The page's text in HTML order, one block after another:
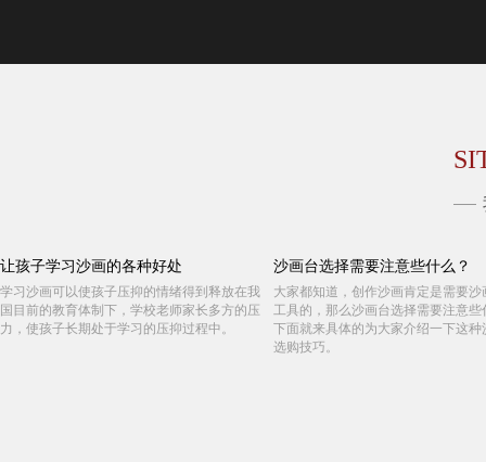
让孩子学习沙画的各种好处
学习沙画可以使孩子压抑的情绪得到释放在我
国目前的教育体制下，学校老师家长多方的压
力，使孩子长期处于学习的压抑过程中。
沙画台选择需要注意些什么？
大家都知道，创作沙画肯定是需要沙
工具的，那么沙画台选择需要注意些
下面就来具体的为大家介绍一下这种
选购技巧。